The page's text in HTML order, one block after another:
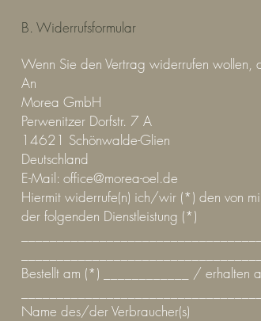
B. Widerrufsformular
Wenn Sie den Vertrag widerrufen wollen,
An
Morea GmbH
Perwenitzer Dorfstr. 7 A
14621 Schönwalde-Glien
Deutschland
E-Mail: office@morea-oel.de
Hiermit widerrufe(n) ich/wir (*) den von
der folgenden Dienstleistung (*)
Bestellt am (*) ____________ / erhalten
Name des/der Verbraucher(s)